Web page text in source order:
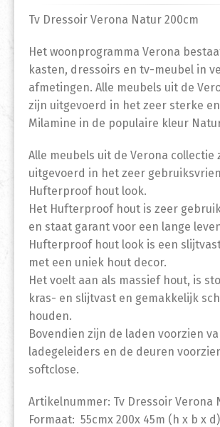
Tv Dressoir Verona Natur 200cm
Het woonprogramma Verona
kasten, dressoirs en tv-meubel in
afmetingen. Alle meubels uit de
zijn uitgevoerd in het zeer sterke
Milamine in de populaire kleur
Alle meubels uit de Verona collectie
uitgevoerd in het zeer
Hufterproof hout look.
Het Hufterproof hout is zeer
en staat garant voor een lange
Hufterproof hout look is een
met een uniek hout decor.
Het voelt aan als massief hout, is
kras- en slijtvast en gemakkelijk
houden.
Bovendien zijn de laden voorzien
ladegeleiders en de deuren
softclose.
Artikelnummer: Tv Dressoir Verona
Formaat: 55cmx 200x 45m (h x b x